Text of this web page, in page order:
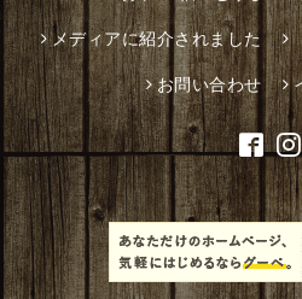
メディアに紹介されました
お問い合わせ